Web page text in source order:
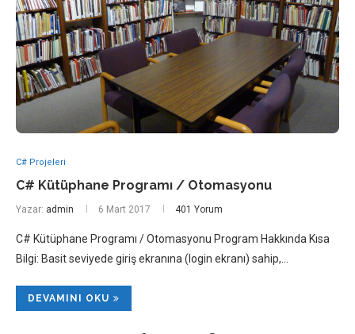
C# Projeleri
C# Kütüphane Programı / Otomasyonu
Yazar: admin 6 Mart 2017 401 Yorum
C# Kütüphane Programı / Otomasyonu Program Hakkında Kısa
Bilgi: Basit seviyede giriş ekranına (login ekranı) sahip,…
DEVAMINI OKU